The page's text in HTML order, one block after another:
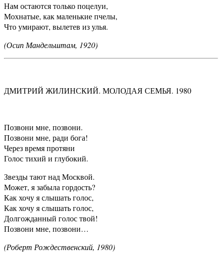
Нам остаются только поцелуи,
Мохнатые, как маленькие пчелы,
Что умирают, вылетев из улья.
(Осип Мандельштам, 1920)
ДМИТРИЙ ЖИЛИНСКИЙ. МОЛОДАЯ СЕМЬЯ. 1980
Позвони мне, позвони.
Позвони мне, ради бога!
Через время протяни
Голос тихий и глубокий.
Звезды тают над Москвой.
Может, я забыла гордость?
Как хочу я слышать голос,
Как хочу я слышать голос,
Долгожданный голос твой!
Позвони мне, позвони…
(Роберт Рождественский, 1980)